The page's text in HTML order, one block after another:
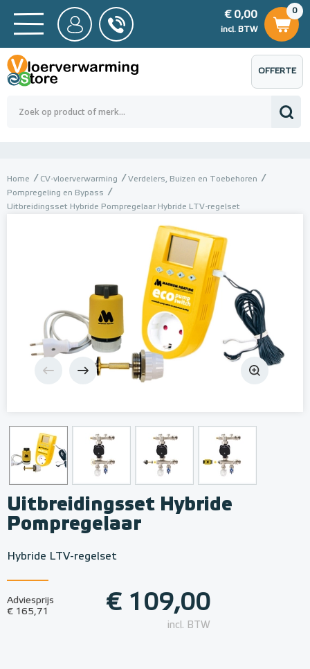
BTW
0,00
0
€ 0,00
incl. BTW
€ 0,00
OFFERTE
AANVRAGEN
Home CV-vloerverwarming
Verdelers, Buizen en Toebehoren
Pompregeling en Bypass
Uitbreidingsset Hybride Pompregelaar Hybride LTV-regelset
Uitbreidingsset Hybride
Pompregelaar
Hybride LTV-regelset
Adviesprijs
€ 165,71
€ 109,00
incl. BTW